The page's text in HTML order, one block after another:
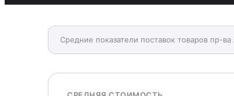
Средние показатели поставок товаров пр-ва